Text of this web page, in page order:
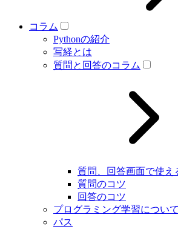
コラム
Pythonの紹介
写経とは
質問と回答のコラム
質問、回答画面で使え
質問のコツ
回答のコツ
プログラミング学習について
パス